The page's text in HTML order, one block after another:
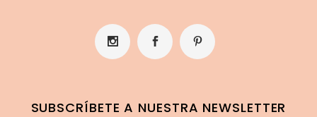
SUBSCRÍBETE A NUESTRA NEWSLETTER